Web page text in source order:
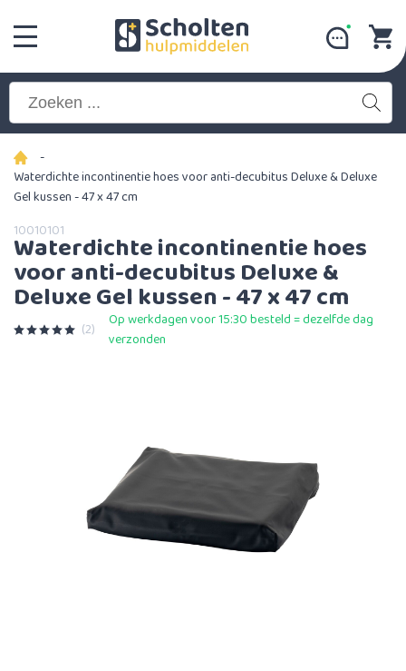
-
Waterdichte incontinentie hoes voor anti-decubitus Deluxe & Deluxe
Gel kussen - 47 x 47 cm
10010101
Waterdichte incontinentie hoes
voor anti-decubitus Deluxe &
Deluxe Gel kussen - 47 x 47 cm
(2)
Op werkdagen voor 15:30 besteld = dezelfde dag
verzonden